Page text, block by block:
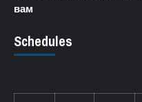
вам
Schedules